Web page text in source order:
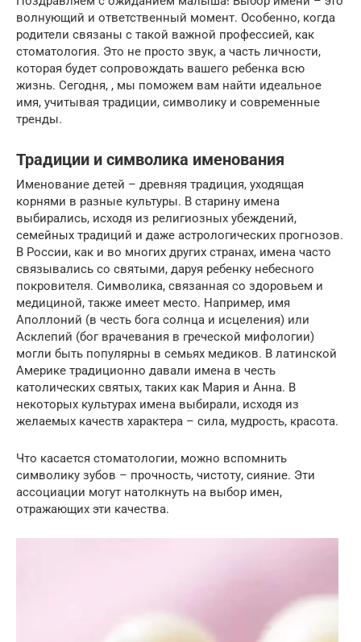
волнующий и ответственный момент. Особенно, когда
родители связаны с такой важной профессией, как
стоматология. Это не просто звук, а часть личности,
которая будет сопровождать вашего ребенка всю
жизнь. Сегодня, , мы поможем вам найти идеальное
имя, учитывая традиции, символику и современные
тренды.
Традиции и символика именования
Именование детей – древняя традиция, уходящая
корнями в разные культуры. В старину имена
выбирались, исходя из религиозных убеждений,
семейных традиций и даже астрологических прогнозов.
В России, как и во многих других странах, имена часто
связывались со святыми, даруя ребенку небесного
покровителя. Символика, связанная со здоровьем и
медициной, также имеет место. Например, имя
Аполлоний (в честь бога солнца и исцеления) или
Асклепий (бог врачевания в греческой мифологии)
могли быть популярны в семьях медиков. В латинской
Америке традиционно давали имена в честь
католических святых, таких как Мария и Анна. В
некоторых культурах имена выбирали, исходя из
желаемых качеств характера – сила, мудрость, красота.
Что касается стоматологии, можно вспомнить
символику зубов – прочность, чистоту, сияние. Эти
ассоциации могут натолкнуть на выбор имен,
отражающих эти качества.